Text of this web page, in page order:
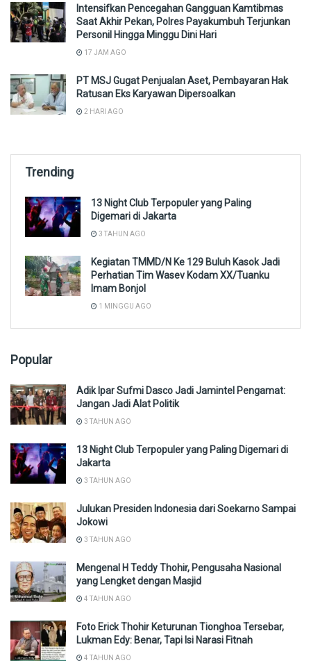
Intensifkan Pencegahan Gangguan Kamtibmas
Saat Akhir Pekan, Polres Payakumbuh Terjunkan
Personil Hingga Minggu Dini Hari
17 JAM AGO
PT MSJ Gugat Penjualan Aset, Pembayaran Hak
Ratusan Eks Karyawan Dipersoalkan
2 HARI AGO
Trending
13 Night Club Terpopuler yang Paling
Digemari di Jakarta
3 TAHUN AGO
Kegiatan TMMD/N Ke 129 Buluh Kasok Jadi
Perhatian Tim Wasev Kodam XX/Tuanku
Imam Bonjol
1 MINGGU AGO
Popular
Adik Ipar Sufmi Dasco Jadi Jamintel Pengamat:
Jangan Jadi Alat Politik
3 TAHUN AGO
13 Night Club Terpopuler yang Paling Digemari di
Jakarta
3 TAHUN AGO
Julukan Presiden Indonesia dari Soekarno Sampai
Jokowi
3 TAHUN AGO
Mengenal H Teddy Thohir, Pengusaha Nasional
yang Lengket dengan Masjid
4 TAHUN AGO
Foto Erick Thohir Keturunan Tionghoa Tersebar,
Lukman Edy: Benar, Tapi Isi Narasi Fitnah
4 TAHUN AGO